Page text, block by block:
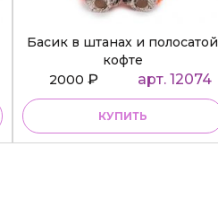
Басик в штанах и полосатой
кофте
2000 ₽ арт. 12074
КУПИТЬ